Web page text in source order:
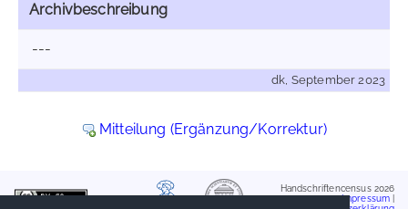
Archivbeschreibung
---
dk, September 2023
Mitteilung (Ergänzung/Korrektur)
Handschriftencensus 2026
Impressum